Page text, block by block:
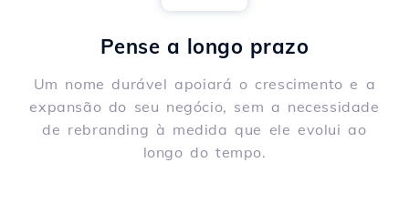
Pense a longo prazo
Um nome durável apoiará o crescimento e a
expansão do seu negócio, sem a necessidade
de rebranding à medida que ele evolui ao
longo do tempo.